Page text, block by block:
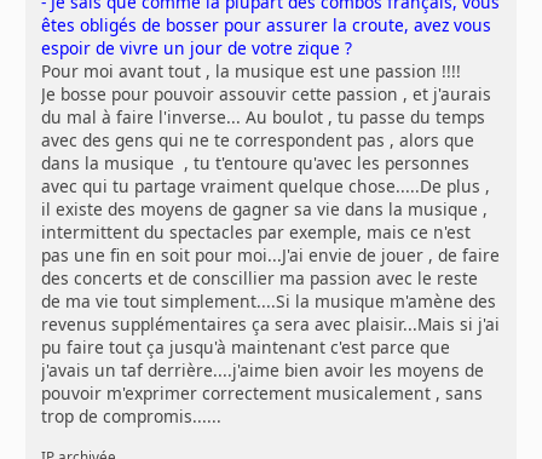
êtes obligés de bosser pour assurer la croute, avez vous
espoir de vivre un jour de votre zique ?
Pour moi avant tout , la musique est une passion !!!!
Je bosse pour pouvoir assouvir cette passion , et j'aurais
du mal à faire l'inverse... Au boulot , tu passe du temps
avec des gens qui ne te correspondent pas , alors que
dans la musique , tu t'entoure qu'avec les personnes
avec qui tu partage vraiment quelque chose.....De plus ,
il existe des moyens de gagner sa vie dans la musique ,
intermittent du spectacles par exemple, mais ce n'est
pas une fin en soit pour moi...J'ai envie de jouer , de faire
des concerts et de conscillier ma passion avec le reste
de ma vie tout simplement....Si la musique m'amène des
revenus supplémentaires ça sera avec plaisir...Mais si j'ai
pu faire tout ça jusqu'à maintenant c'est parce que
j'avais un taf derrière....j'aime bien avoir les moyens de
pouvoir m'exprimer correctement musicalement , sans
trop de compromis......